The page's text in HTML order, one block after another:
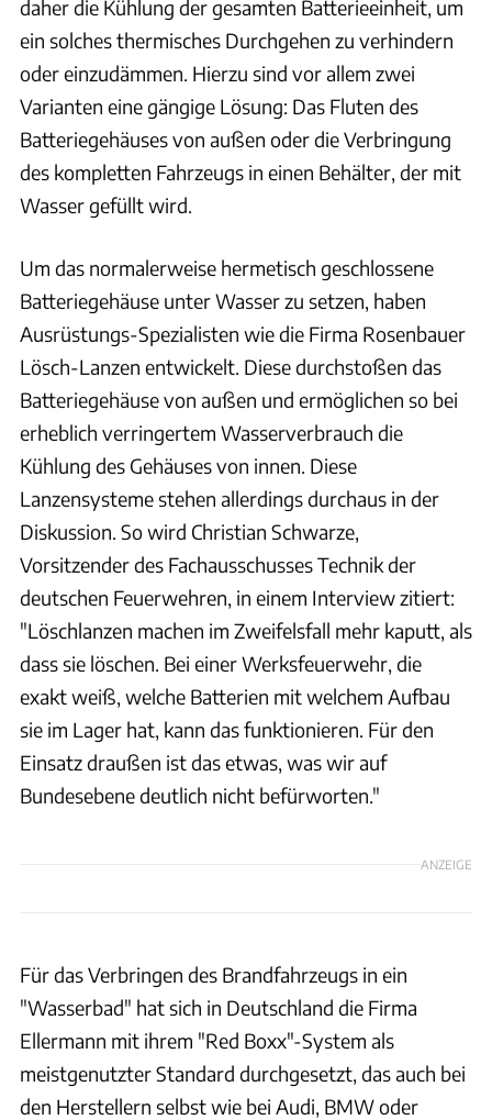
daher die Kühlung der gesamten Batterieeinheit, um
ein solches thermisches Durchgehen zu verhindern
oder einzudämmen. Hierzu sind vor allem zwei
Varianten eine gängige Lösung: Das Fluten des
Batteriegehäuses von außen oder die Verbringung
des kompletten Fahrzeugs in einen Behälter, der mit
Wasser gefüllt wird.
Um das normalerweise hermetisch geschlossene
Batteriegehäuse unter Wasser zu setzen, haben
Ausrüstungs-Spezialisten wie die Firma Rosenbauer
Lösch-Lanzen entwickelt. Diese durchstoßen das
Batteriegehäuse von außen und ermöglichen so bei
erheblich verringertem Wasserverbrauch die
Kühlung des Gehäuses von innen. Diese
Lanzensysteme stehen allerdings durchaus in der
Diskussion. So wird Christian Schwarze,
Vorsitzender des Fachausschusses Technik der
deutschen Feuerwehren, in einem Interview zitiert:
"Löschlanzen machen im Zweifelsfall mehr kaputt, als
dass sie löschen. Bei einer Werksfeuerwehr, die
exakt weiß, welche Batterien mit welchem Aufbau
sie im Lager hat, kann das funktionieren. Für den
Einsatz draußen ist das etwas, was wir auf
Bundesebene deutlich nicht befürworten."
ANZEIGE
Für das Verbringen des Brandfahrzeugs in ein
"Wasserbad" hat sich in Deutschland die Firma
Ellermann mit ihrem "Red Boxx"-System als
meistgenutzter Standard durchgesetzt, das auch bei
den Herstellern selbst wie bei Audi, BMW oder